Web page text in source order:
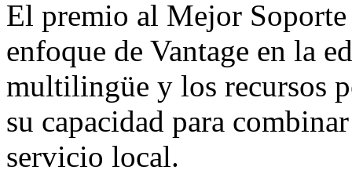
El premio al Mejor
enfoque de Vantage en la
multilingüe y los recursos
su capacidad para
servicio local.